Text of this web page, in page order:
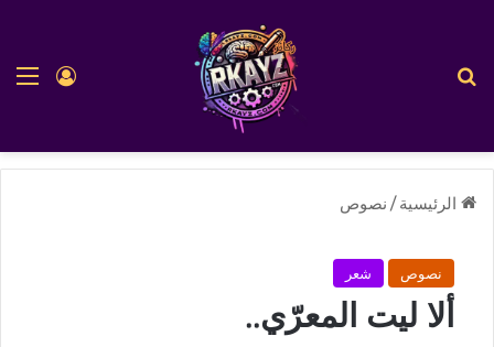
تسجيل
الرئيسية / نصوص
نصوص شعر
ألا ليت المعرّي..